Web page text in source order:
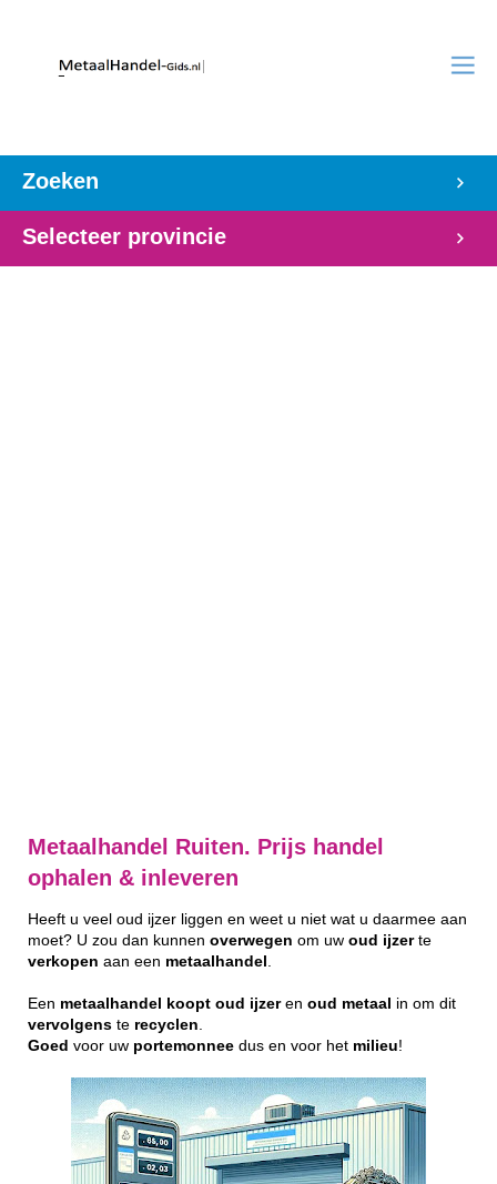
Zoeken
Selecteer provincie
Metaalhandel Ruiten. Prijs handel
ophalen & inleveren
Heeft u veel oud ijzer liggen en weet u niet wat u daarmee aan
moet? U zou dan kunnen overwegen om uw oud ijzerte
verkopen aan een metaalhandel
Een metaalhandel koopt oud ijzeren oud metaal in om dit
vervolgens te recyclen
Goed voor uw portemonnee dus en voor het milieu!